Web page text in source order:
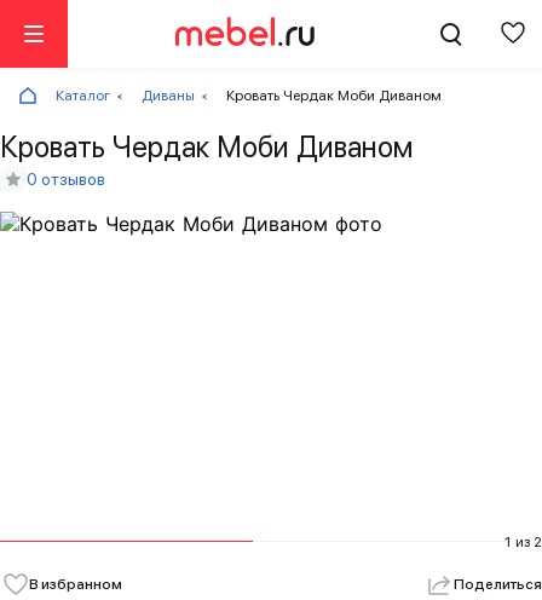
Каталог Диваны Кровать Чердак Моби Диваном
Кровать Чердак Моби Диваном
0 отзывов
1 из 2
В избранном Поделиться